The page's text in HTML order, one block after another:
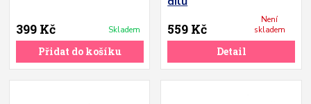
399 Kč Skladem
Přidat do košíku
559 Kč
Není
skladem
Detail